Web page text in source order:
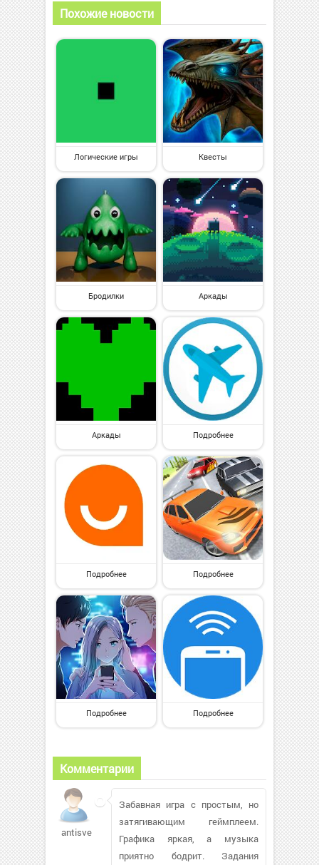
Похожие новости
Логические игры Квесты
Бродилки Аркады
Аркады Подробнее
Подробнее Подробнее
Подробнее Подробнее
Комментарии
antisvetka706
Забавная игра с простым, но
затягивающим геймплеем.
Графика яркая, а музыка
приятно бодрит. Задания